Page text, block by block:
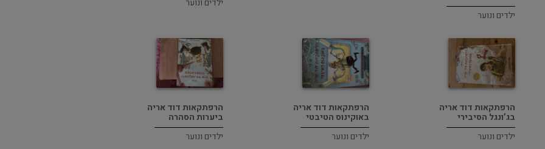
ילדים ונוער
ילדים ונוער
הרפתקאות דוד אריה
בג’ונגל הסיבירי
ילדים ונוער
הרפתקאות דוד אריה
באוקינוס הטיבטי
ילדים ונוער
הרפתקאות דוד אריה
ביערות הסהרה
ילדים ונוער